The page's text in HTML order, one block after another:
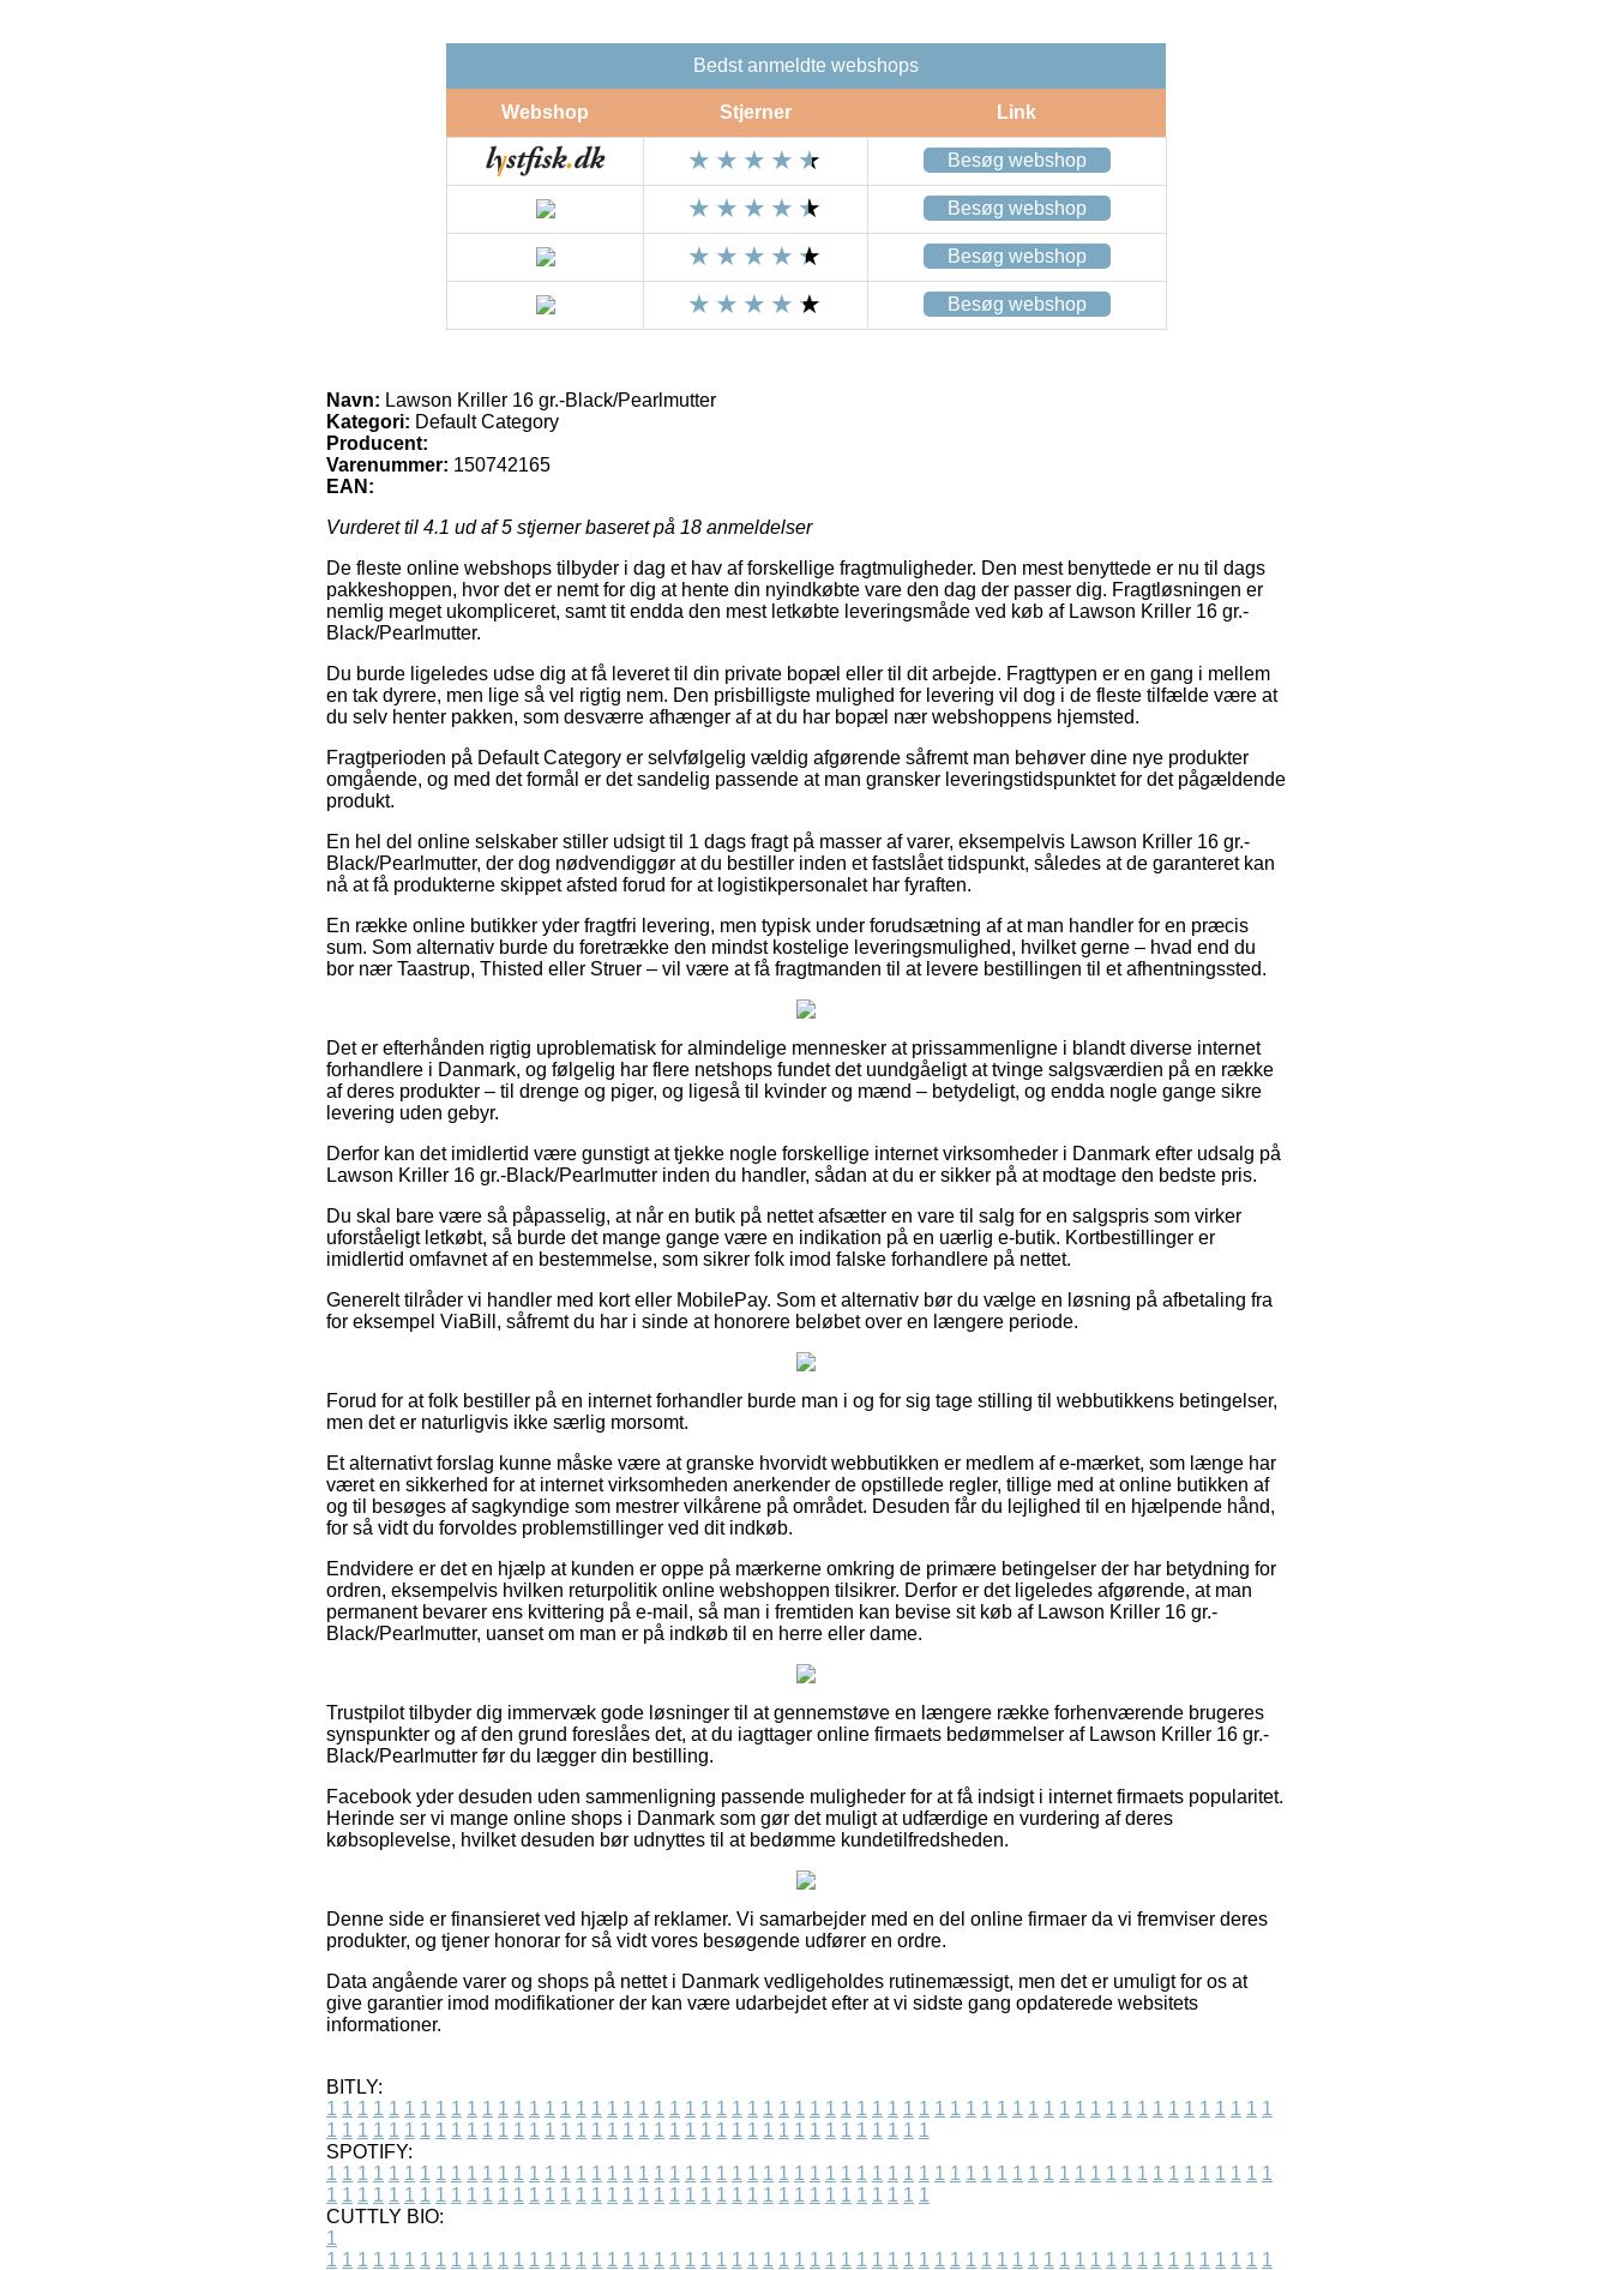
Bedst anmeldte webshops
Webshop Stjerner Link
Besøg webshop
Besøg webshop
Besøg webshop
Besøg webshop
Navn: Lawson Kriller 16 gr.-Black/Pearlmutter
Kategori: Default Category
Producent:
Varenummer: 150742165
EAN:
Vurderet til 4.1 ud af 5 stjerner baseret på 18 anmeldelser
De fleste online webshops tilbyder i dag et hav af forskellige fragtmuligheder. Den mest benyttede er nu til dags
pakkeshoppen, hvor det er nemt for dig at hente din nyindkøbte vare den dag der passer dig. Fragtløsningen er
nemlig meget ukompliceret, samt tit endda den mest letkøbte leveringsmåde ved køb af Lawson Kriller 16 gr.-
Black/Pearlmutter.
Du burde ligeledes udse dig at få leveret til din private bopæl eller til dit arbejde. Fragttypen er en gang i mellem
en tak dyrere, men lige så vel rigtig nem. Den prisbilligste mulighed for levering vil dog i de fleste tilfælde være at
du selv henter pakken, som desværre afhænger af at du har bopæl nær webshoppens hjemsted.
Fragtperioden på Default Category er selvfølgelig vældig afgørende såfremt man behøver dine nye produkter
omgående, og med det formål er det sandelig passende at man gransker leveringstidspunktet for det pågældende
produkt.
En hel del online selskaber stiller udsigt til 1 dags fragt på masser af varer, eksempelvis Lawson Kriller 16 gr.-
Black/Pearlmutter, der dog nødvendiggør at du bestiller inden et fastslået tidspunkt, således at de garanteret kan
nå at få produkterne skippet afsted forud for at logistikpersonalet har fyraften.
En række online butikker yder fragtfri levering, men typisk under forudsætning af at man handler for en præcis
sum. Som alternativ burde du foretrække den mindst kostelige leveringsmulighed, hvilket gerne – hvad end du
bor nær Taastrup, Thisted eller Struer – vil være at få fragtmanden til at levere bestillingen til et afhentningssted.
Det er efterhånden rigtig uproblematisk for almindelige mennesker at prissammenligne i blandt diverse internet
forhandlere i Danmark, og følgelig har flere netshops fundet det uundgåeligt at tvinge salgsværdien på en række
af deres produkter – til drenge og piger, og ligeså til kvinder og mænd – betydeligt, og endda nogle gange sikre
levering uden gebyr.
Derfor kan det imidlertid være gunstigt at tjekke nogle forskellige internet virksomheder i Danmark efter udsalg på
Lawson Kriller 16 gr.-Black/Pearlmutter inden du handler, sådan at du er sikker på at modtage den bedste pris.
Du skal bare være så påpasselig, at når en butik på nettet afsætter en vare til salg for en salgspris som virker
uforståeligt letkøbt, så burde det mange gange være en indikation på en uærlig e-butik. Kortbestillinger er
imidlertid omfavnet af en bestemmelse, som sikrer folk imod falske forhandlere på nettet.
Generelt tilråder vi handler med kort eller MobilePay. Som et alternativ bør du vælge en løsning på afbetaling fra
for eksempel ViaBill, såfremt du har i sinde at honorere beløbet over en længere periode.
Forud for at folk bestiller på en internet forhandler burde man i og for sig tage stilling til webbutikkens betingelser,
men det er naturligvis ikke særlig morsomt.
Et alternativt forslag kunne måske være at granske hvorvidt webbutikken er medlem af e-mærket, som længe har
været en sikkerhed for at internet virksomheden anerkender de opstillede regler, tillige med at online butikken af
og til besøges af sagkyndige som mestrer vilkårene på området. Desuden får du lejlighed til en hjælpende hånd,
for så vidt du forvoldes problemstillinger ved dit indkøb.
Endvidere er det en hjælp at kunden er oppe på mærkerne omkring de primære betingelser der har betydning for
ordren, eksempelvis hvilken returpolitik online webshoppen tilsikrer. Derfor er det ligeledes afgørende, at man
permanent bevarer ens kvittering på e-mail, så man i fremtiden kan bevise sit køb af Lawson Kriller 16 gr.-
Black/Pearlmutter, uanset om man er på indkøb til en herre eller dame.
Trustpilot tilbyder dig immervæk gode løsninger til at gennemstøve en længere række forhenværende brugeres
synspunkter og af den grund foreslåes det, at du iagttager online firmaets bedømmelser af Lawson Kriller 16 gr.-
Black/Pearlmutter før du lægger din bestilling.
Facebook yder desuden uden sammenligning passende muligheder for at få indsigt i internet firmaets popularitet.
Herinde ser vi mange online shops i Danmark som gør det muligt at udfærdige en vurdering af deres
købsoplevelse, hvilket desuden bør udnyttes til at bedømme kundetilfredsheden.
Denne side er finansieret ved hjælp af reklamer. Vi samarbejder med en del online firmaer da vi fremviser deres
produkter, og tjener honorar for så vidt vores besøgende udfører en ordre.
Data angående varer og shops på nettet i Danmark vedligeholdes rutinemæssigt, men det er umuligt for os at
give garantier imod modifikationer der kan være udarbejdet efter at vi sidste gang opdaterede websitets
informationer.
BITLY:
1 1 1 1 1 1 1 1 1 1 1 1 1 1 1 1 1 1 1 1 1 1 1 1 1 1 1 1 1 1 1 1 1 1 1 1 1 1 1 1 1 1 1 1 1 1 1 1 1 1 1 1 1 1 1 1 1 1 1 1 1
1 1 1 1 1 1 1 1 1 1 1 1 1 1 1 1 1 1 1 1 1 1 1 1 1 1 1 1 1 1 1 1 1 1 1 1 1 1 1
SPOTIFY:
1 1 1 1 1 1 1 1 1 1 1 1 1 1 1 1 1 1 1 1 1 1 1 1 1 1 1 1 1 1 1 1 1 1 1 1 1 1 1 1 1 1 1 1 1 1 1 1 1 1 1 1 1 1 1 1 1 1 1 1 1
1 1 1 1 1 1 1 1 1 1 1 1 1 1 1 1 1 1 1 1 1 1 1 1 1 1 1 1 1 1 1 1 1 1 1 1 1 1 1
CUTTLY BIO:
1
1 1 1 1 1 1 1 1 1 1 1 1 1 1 1 1 1 1 1 1 1 1 1 1 1 1 1 1 1 1 1 1 1 1 1 1 1 1 1 1 1 1 1 1 1 1 1 1 1 1 1 1 1 1 1 1 1 1 1 1 1